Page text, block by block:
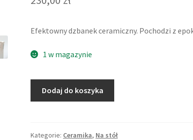
Efektowny dzbanek ceramiczny. Pochodzi z
1 w magazynie
Dzbanek,
elfy
Dodaj do koszyka
Kategorie: Ceramika, Na stół